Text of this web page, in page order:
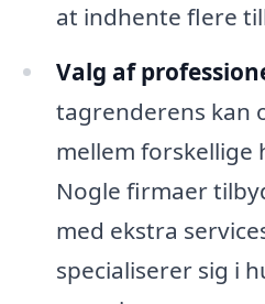
at indhente flere
Valg af
tagrenderens kan
mellem
Nogle firmaer
med ekstra
specialiserer sig i